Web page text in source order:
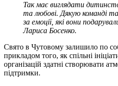
Так має виглядати
та любові. Дякую команді
за емоції, які вони
Лариса Босенко.
Свято в Чутовому залишило по
прикладом того, як спільні
організацій здатні створювати
підтримки.